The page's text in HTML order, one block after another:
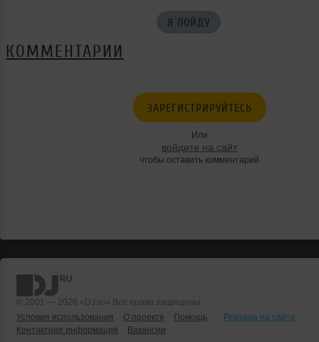
Я ПОЙДУ
КОММЕНТАРИИ
ЗАРЕГИСТРИРУЙТЕСЬ
Или
войдите на сайт
чтобы оставить комментарий
© 2001 — 2026 «DJ.ru» Все права защищены.
Условия использования
О проекте Помощь
Реклама на сайте
Контактная информация
Вакансии